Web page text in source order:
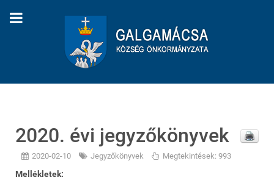
2020. évi jegyzőkönyvek
2020-02-10 Jegyzőkönyvek Megtekintések: 993
Mellékletek: